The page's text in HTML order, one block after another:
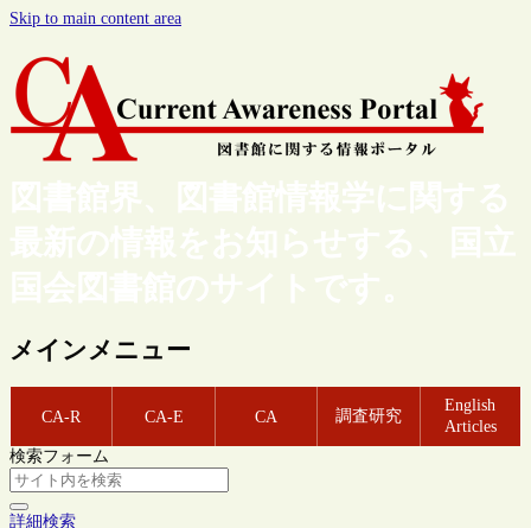
Skip to main content area
図書館界、図書館情報学に関する
最新の情報をお知らせする、国立
国会図書館のサイトです。
メインメニュー
CA-R CA-E CA 調査研究
English
Articles
検索フォーム
詳細検索